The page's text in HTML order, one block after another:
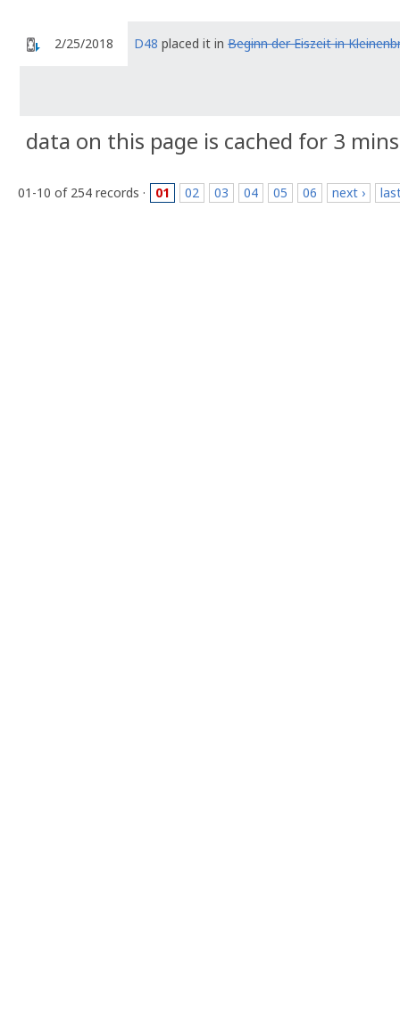
2/25/2018 D48 placed it in Beginn der Eiszeit in
data on this page is cached for 3 mins
01-10 of 254 records · 01 02 03 04 05 06 next ›